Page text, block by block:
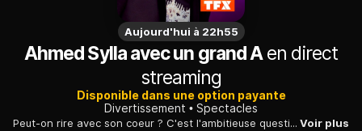
Aujourd'hui à 22h55
Ahmed Sylla avec un grand Aen direct
streaming
Disponible dans une option payante
Divertissement
Spectacles
Peut-on rire avec son coeur ? C'est l'ambitieuse question à laquelle Ahmed Sylla tente de répondre dans ce nouveau spectacle. Voir plus